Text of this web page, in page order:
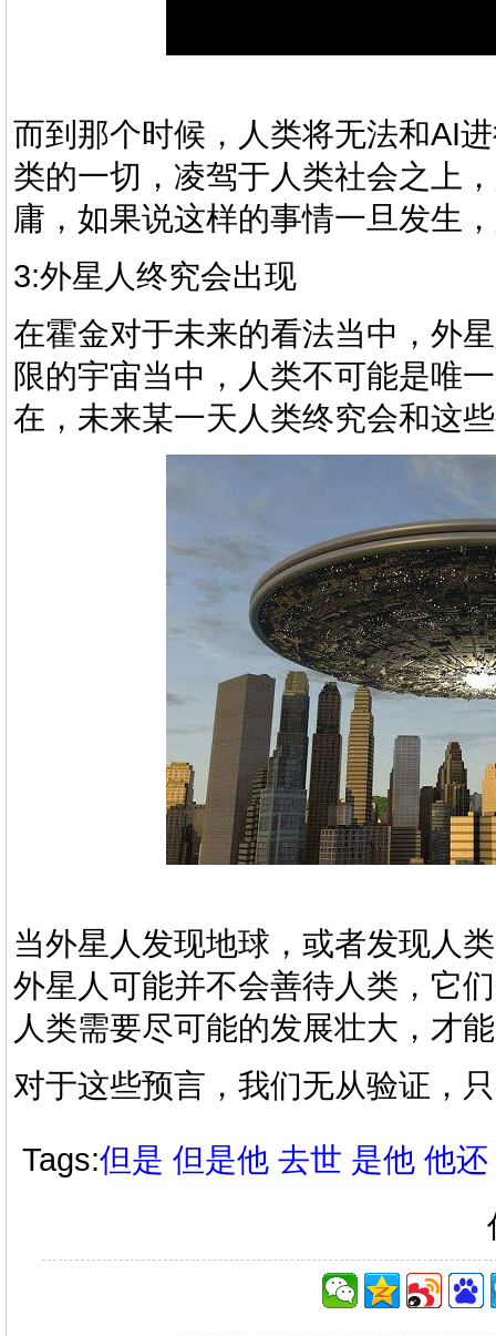
而到那个时候，人类将无法和AI
类的一切，凌驾于人类社会之上
庸，如果说这样的事情一旦发生
3:外星人终究会出现
在霍金对于未来的看法当中，外
限的宇宙当中，人类不可能是唯
在，未来某一天人类终究会和这
当外星人发现地球，或者发现人
外星人可能并不会善待人类，它
人类需要尽可能的发展壮大，
对于这些预言，我们无从验证，
Tags:但是 但是他 去世 是他 他还